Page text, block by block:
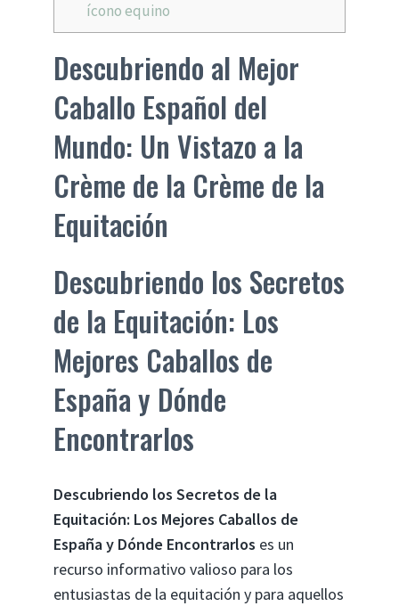
ícono equino
Descubriendo al Mejor
Caballo Español del
Mundo: Un Vistazo a la
Crème de la Crème de la
Equitación
Descubriendo los Secretos
de la Equitación: Los
Mejores Caballos de
España y Dónde
Encontrarlos
Descubriendo los Secretos de la
Equitación: Los Mejores Caballos de
España y Dónde Encontrarlos es un
recurso informativo valioso para los
entusiastas de la equitación y para aquellos